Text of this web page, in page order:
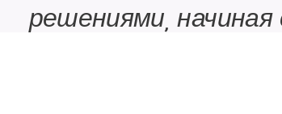
решениями, начиная